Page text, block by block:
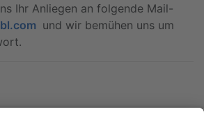
Ihr Anliegen an folgende Mail-
und wir bemühen uns um